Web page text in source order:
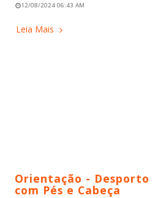
12/08/2024 06:43 AM
Leia Mais
Orientação - Desporto
com Pés e Cabeça